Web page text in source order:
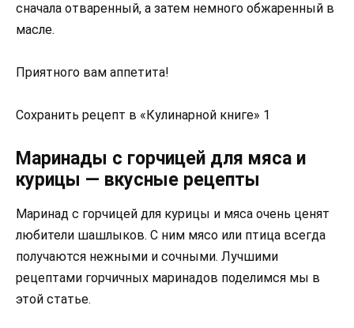
сначала отваренный, а затем немного обжаренный в
масле.
Приятного вам аппетита!
Сохранить рецепт в «Кулинарной книге» 1
Маринады с горчицей для мяса и
курицы — вкусные рецепты
Маринад с горчицей для курицы и мяса очень ценят
любители шашлыков. С ним мясо или птица всегда
получаются нежными и сочными. Лучшими
рецептами горчичных маринадов поделимся мы в
этой статье.